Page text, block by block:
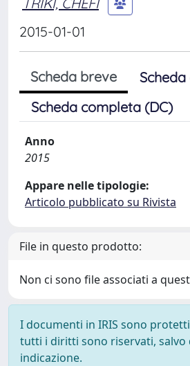
2015-01-01
Scheda breve
Scheda completa (DC)
Anno
2015
Appare nelle tipologie:
Articolo pubblicato su Rivista
File in questo prodotto:
Non ci sono file associati a
I documenti in IRIS sono
tutti i diritti sono riservati, salvo
indicazione.